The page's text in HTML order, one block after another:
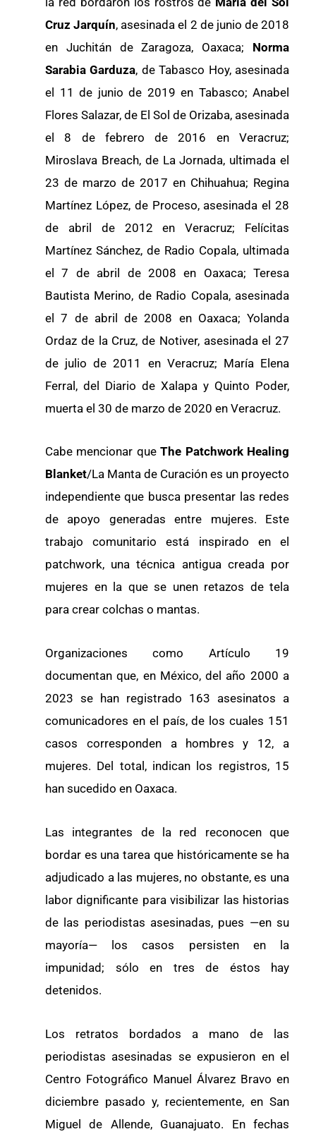
Cruz Jarquín, asesinada el 2 de junio de 2018
en Juchitán de Zaragoza, Oaxaca; Norma
Sarabia Garduza, de Tabasco Hoy, asesinada
el 11 de junio de 2019 en Tabasco; Anabel
Flores Salazar, de El Sol de Orizaba, asesinada
el 8 de febrero de 2016 en Veracruz;
Miroslava Breach, de La Jornada, ultimada el
23 de marzo de 2017 en Chihuahua; Regina
Martínez López, de Proceso, asesinada el 28
de abril de 2012 en Veracruz; Felícitas
Martínez Sánchez, de Radio Copala, ultimada
el 7 de abril de 2008 en Oaxaca; Teresa
Bautista Merino, de Radio Copala, asesinada
el 7 de abril de 2008 en Oaxaca; Yolanda
Ordaz de la Cruz, de Notiver, asesinada el 27
de julio de 2011 en Veracruz; María Elena
Ferral, del Diario de Xalapa y Quinto Poder,
muerta el 30 de marzo de 2020 en Veracruz.
Cabe mencionar queThe Patchwork Healing
Blanket/La Manta de Curación es un proyecto
independiente que busca presentar las redes
de apoyo generadas entre mujeres. Este
trabajo comunitario está inspirado en el
patchwork, una técnica antigua creada por
mujeres en la que se unen retazos de tela
para crear colchas o mantas.
Organizaciones como Artículo 19
documentan que, en México, del año 2000 a
2023 se han registrado 163 asesinatos a
comunicadores en el país, de los cuales 151
casos corresponden a hombres y 12, a
mujeres. Del total, indican los registros, 15
han sucedido en Oaxaca.
Las integrantes de la red reconocen que
bordar es una tarea que históricamente se ha
adjudicado a las mujeres, no obstante, es una
labor dignificante para visibilizar las historias
de las periodistas asesinadas, pues —en su
mayoría— los casos persisten en la
impunidad; sólo en tres de éstos hay
detenidos.
Los retratos bordados a mano de las
periodistas asesinadas se expusieron en el
Centro Fotográfico Manuel Álvarez Bravo en
diciembre pasado y, recientemente, en San
Miguel de Allende, Guanajuato. En fechas